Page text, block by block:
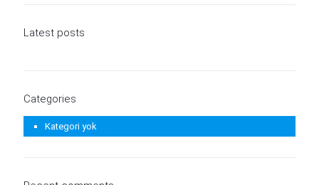
Latest posts
Categories
Kategori yok